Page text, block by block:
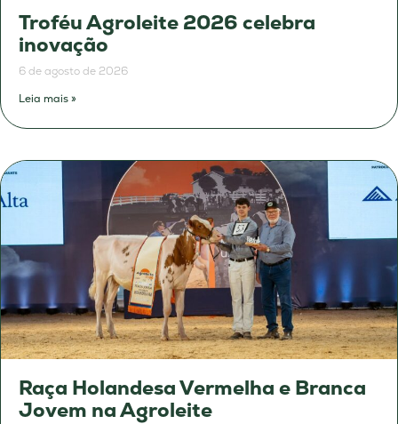
Troféu Agroleite 2026 celebra
inovação
6 de agosto de 2026
Leia mais »
Raça Holandesa Vermelha e Branca
Jovem na Agroleite